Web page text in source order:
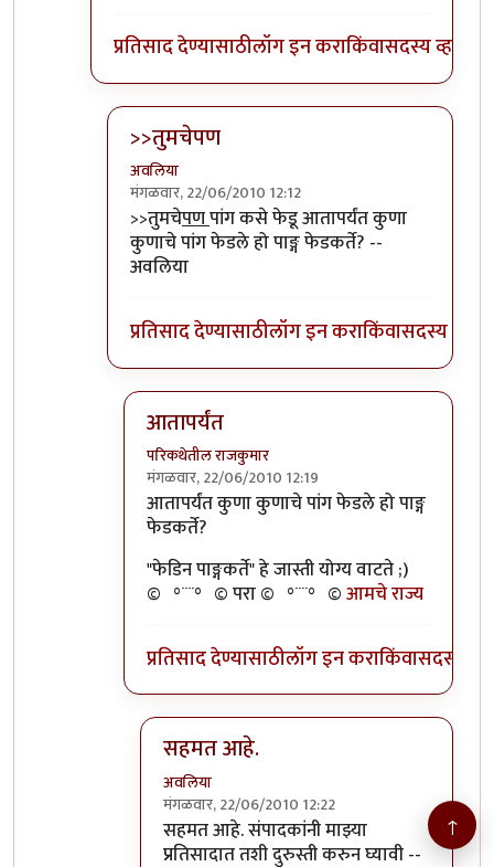
प्रतिसाद देण्यासाठीलॉग इन कराकिंवासदस्य व्हा
>>तुमचेपण
अवलिया
मंगळवार, 22/06/2010 12:12
In reply toसंपादकbyबिपिन कार्यकर्ते
>>तुमचेपणपांग कसे फेडू आतापर्यंत कुणा
कुणाचे पांग फेडले हो पाङ्ग फेडकर्ते? --
अवलिया
प्रतिसाद देण्यासाठीलॉग इन कराकिंवासदस्य व्हा
आतापर्यंत
परिकथेतील राजकुमार
मंगळवार, 22/06/2010 12:19
In reply to>>तुमचेपणbyअवलिया
आतापर्यंत कुणा कुणाचे पांग फेडले हो पाङ्ग
फेडकर्ते?
"फेडिन पाङ्गकर्ते" हे जास्ती योग्य वाटते ;)
©º°¨¨°º© परा ©º°¨¨°º©आमचे राज्य
प्रतिसाद देण्यासाठीलॉग इन कराकिंवासदस्य व्हा
सहमत आहे.
अवलिया
मंगळवार, 22/06/2010 12:22
In reply toआतापर्यंतbyपरिकथेतील राजकुमार
सहमत आहे. संपादकांनी माझ्या
प्रतिसादात तशी दुरुस्ती करुन घ्यावी --
↑